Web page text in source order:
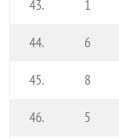
43. 1
44. 6
45. 8
46. 5